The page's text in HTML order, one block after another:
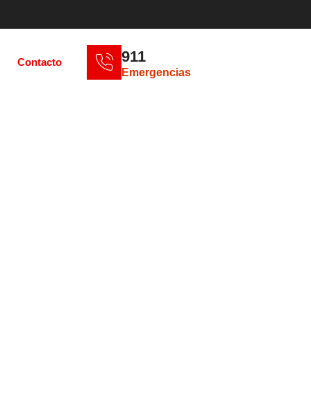
Contacto 911
Emergencias